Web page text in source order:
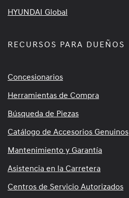
HYUNDAI Global
RECURSOS PARA DUEÑOS
Concesionarios
Herramientas de Compra
Búsqueda de Piezas
Catálogo de Accesorios Genuinos
Mantenimiento y Garantía
Asistencia en la Carretera
Centros de Servicio Autorizados